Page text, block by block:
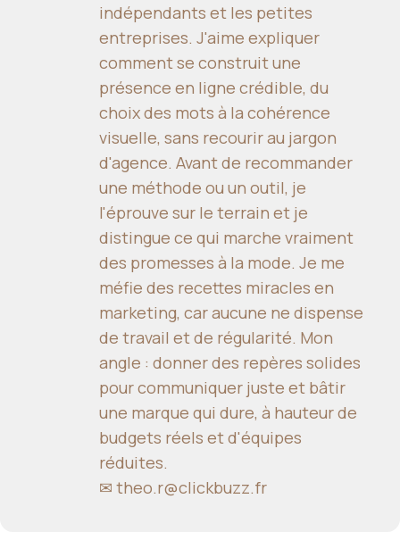
indépendants et les petites
entreprises. J'aime expliquer
comment se construit une
présence en ligne crédible, du
choix des mots à la cohérence
visuelle, sans recourir au jargon
d'agence. Avant de recommander
une méthode ou un outil, je
l'éprouve sur le terrain et je
distingue ce qui marche vraiment
des promesses à la mode. Je me
méfie des recettes miracles en
marketing, car aucune ne dispense
de travail et de régularité. Mon
angle : donner des repères solides
pour communiquer juste et bâtir
une marque qui dure, à hauteur de
budgets réels et d'équipes
réduites.
✉ theo.r@clickbuzz.fr